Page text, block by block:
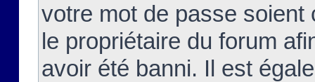
votre mot de passe soient
le propriétaire du forum
avoir été banni. Il est